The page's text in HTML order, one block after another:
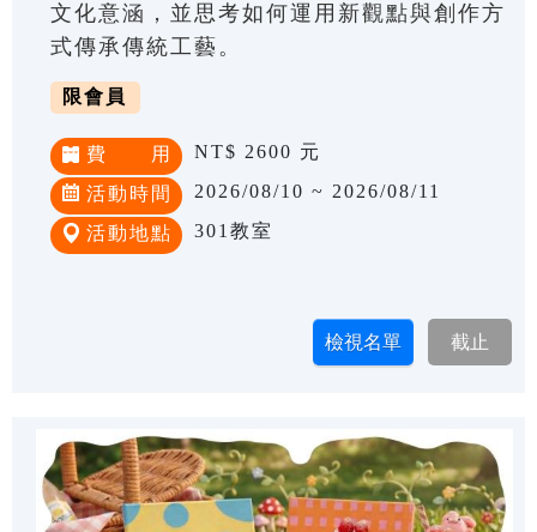
文化意涵，並思考如何運用新觀點與創作方
式傳承傳統工藝。
限會員
費 用 NT$ 2600 元
活動時間 2026/08/10 ~ 2026/08/11
活動地點 301教室